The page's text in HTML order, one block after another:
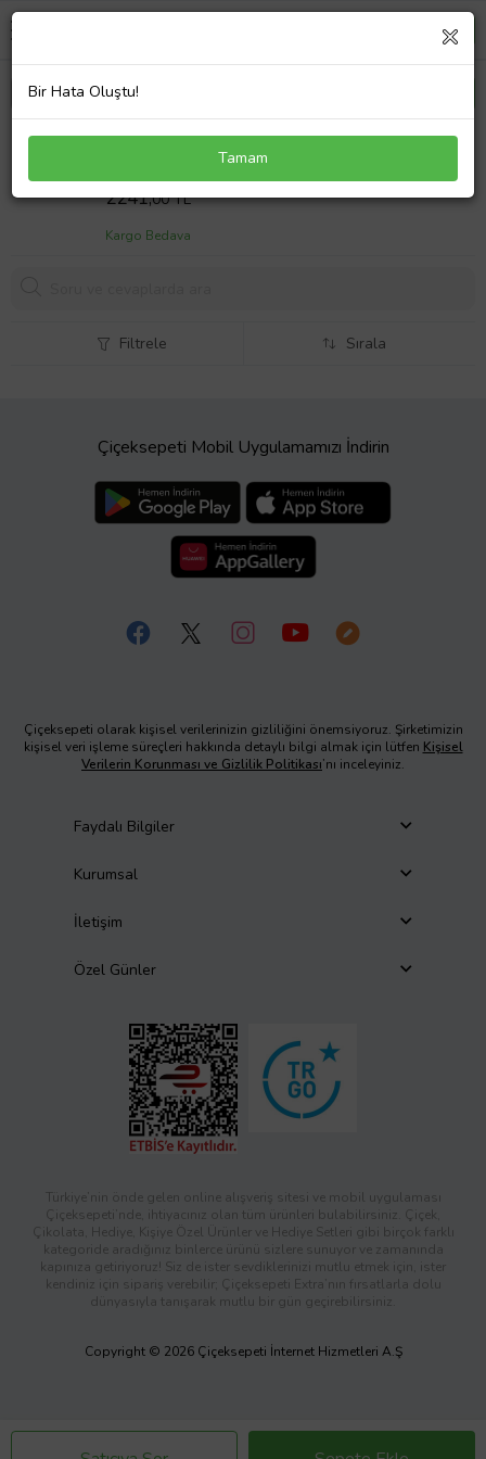
Mercedes C Serisi W205 (2015-2018) Amg Ön Ek +
Sepet Fiyatı
2241,00 TL
Kargo Bedava
Filtrele Sırala
Çiçeksepeti Mobil Uygulamamızı İndirin
Çiçeksepeti olarak kişisel verilerinizin gizliliğini önemsiyoruz. Şirketimizin
kişisel veri işleme süreçleri hakkında detaylı bilgi almak için lütfen Kişisel
Verilerin Korunması ve Gizlilik Politikası’nı inceleyiniz.
Faydalı Bilgiler
Kurumsal
İletişim
Özel Günler
Türkiye’nin önde gelen online alışveriş sitesi ve mobil uygulaması
Çiçeksepeti’nde, ihtiyacınız olan tüm ürünleri bulabilirsiniz. Çiçek,
Çikolata, Hediye, Kişiye Özel Ürünler ve Hediye Setleri gibi birçok farklı
kategoride aradığınız binlerce ürünü sizlere sunuyor ve zamanında
kapınıza getiriyoruz! Siz de ister sevdiklerinizi mutlu etmek için, ister
kendiniz için sipariş verebilir; Çiçeksepeti Extra’nın fırsatlarla dolu
dünyasıyla tanışarak mutlu bir gün geçirebilirsiniz.
Copyright © 2026 Çiçeksepeti İnternet Hizmetleri A.Ş
Bir Hata Oluştu!
Tamam